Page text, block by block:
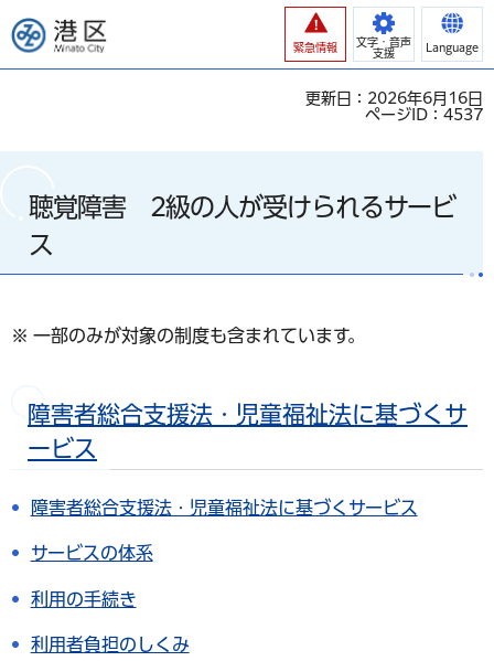
港区
緊急情報
文字・音声
支援
Language
更新日：2026年6月16日
ページID：4537
聴覚障害 2級の人が受けられるサービ
ス
※ 一部のみが対象の制度も含まれています。
障害者総合支援法・児童福祉法に基づくサ
ービス
障害者総合支援法・児童福祉法に基づくサービス
サービスの体系
利用の手続き
利用者負担のしくみ